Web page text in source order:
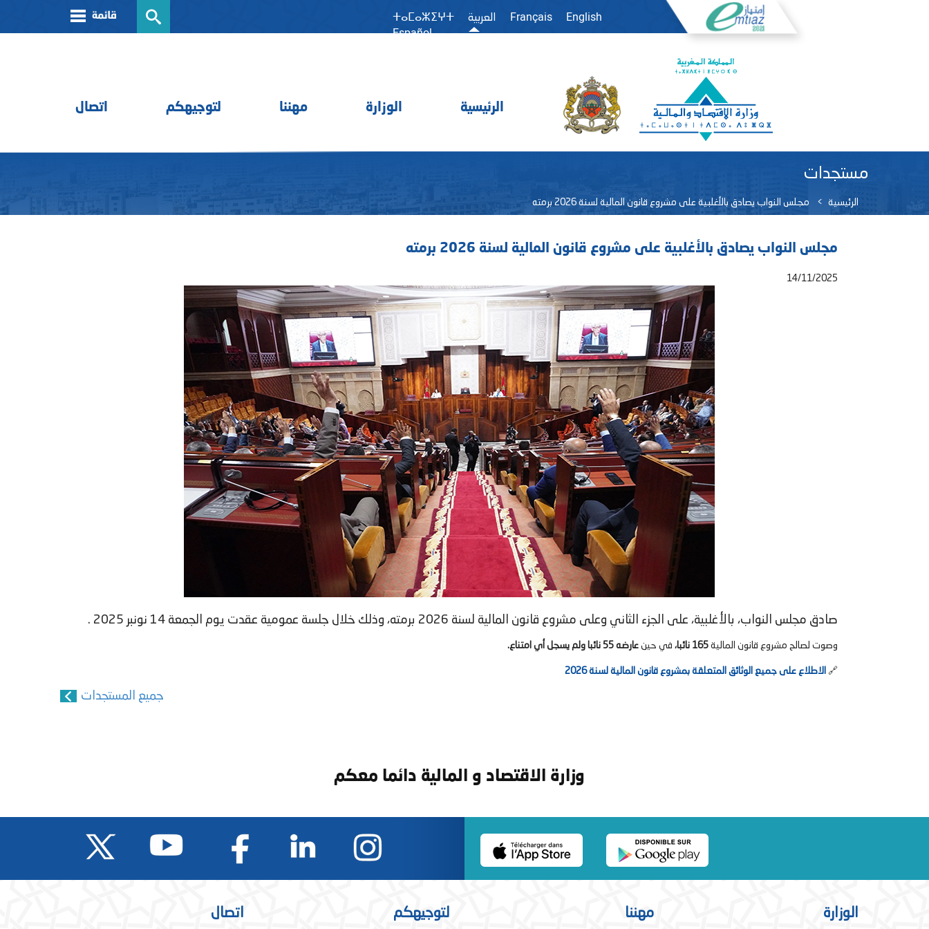
ⵜⴰⵎⴰⵣⵉⵖⵜ العربية Français
English
Español
الرئيسية الوزارة مهننا لتوجيهكم اتصال
مستجدات
الرئيسية مجلس النواب يصادق بالأغلبية على مشروع قانون المالية لسنة 2026 برمته
مجلس النواب يصادق بالأغلبية على مشروع قانون المالية لسنة 2026 برمته
14/11/2025
صادق مجلس النواب، بالأغلبية، على الجزء الثاني وعلى مشروع قانون المالية لسنة 2026 برمته، وذلك خلال جلسة عمومية عقدت يوم الجمعة 14 نونبر 2025 .
وصوت لصالح مشروع قانون المالية 165 نائبا، في حين عارضه 55 نائبا ولم يسجل أي امتناع.
🔗 الاطلاع على جميع الوثائق المتعلقة بمشروع قانون المالية لسنة 2026
جميع المستجدات
وزارة الاقتصاد و المالية دائما معكم
اتصال لتوجيهكم مهننا الوزارة